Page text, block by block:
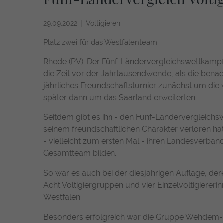
29.09.2022 Voltigieren
Platz zwei für das Westfalenteam
Rhede (PV). Der Fünf-
die Zeit vor der Jahrtausendwende, als die
jährliches Freundschaftsturnier zunächst um
später dann um das Saarland erweiterten.
Seitdem gibt es ihn - den Fünf-
seinem freundschaftlichen Charakter verloren
- vielleicht zum ersten Mal - ihren
Gesamtteam bilden.
So war es auch bei der diesjährigen Auflage,
Acht Voltigiergruppen und vier
Westfalen.
Besonders erfolgreich war die Gruppe